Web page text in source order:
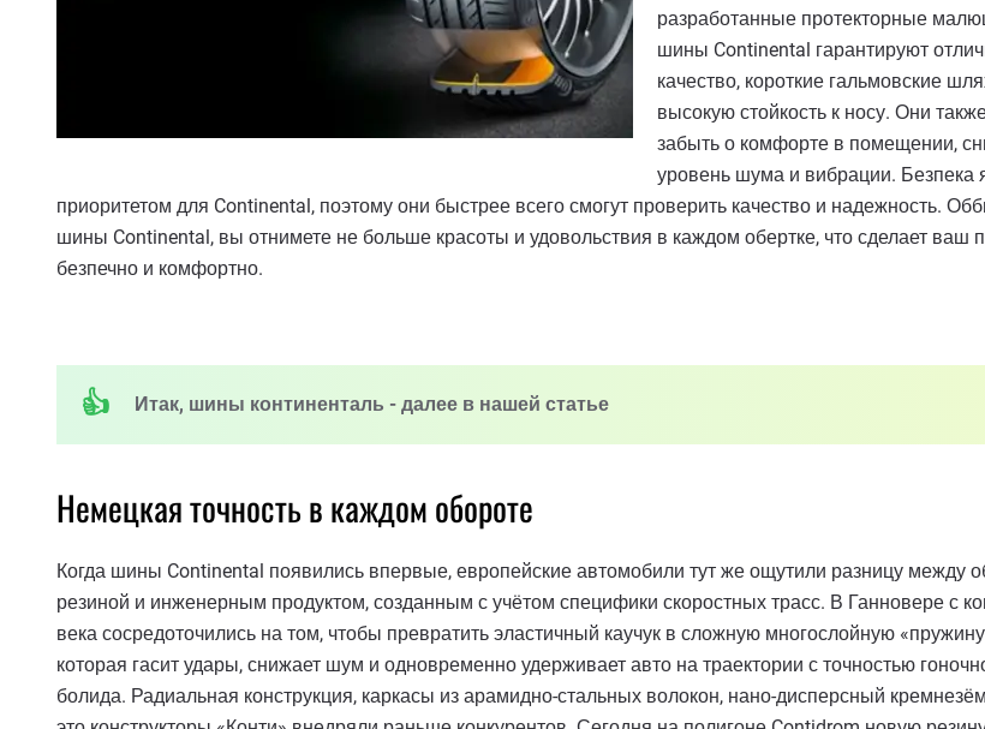
разработанные протекторные
шины Continental гарантируют
качество, короткие гальмовские
высокую стойкость к носу. Они
забыть о комфорте в помещении,
уровень шума и вибрации. Безпека
приоритетом для Continental, поэтому они быстрее всего смогут проверить качество и надежность.
шины Continental, вы отнимете не больше красоты и удовольствия в каждом обертке, что сделает ваш
безпечно и комфортно.
Итак, шины континенталь - далее в нашей статье
Немецкая точность в каждом обороте
Когда шины Continental появились впервые, европейские автомобили тут же ощутили разницу между
резиной и инженерным продуктом, созданным с учётом специфики скоростных трасс. В Ганновере с
века сосредоточились на том, чтобы превратить эластичный каучук в сложную многослойную
которая гасит удары, снижает шум и одновременно удерживает авто на траектории с точностью
болида. Радиальная конструкция, каркасы из арамидно-стальных волокон, нано-дисперсный